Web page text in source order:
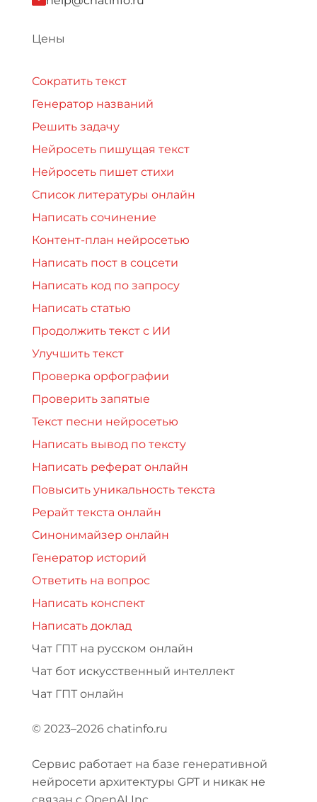
Цены
Сократить текст
Генератор названий
Решить задачу
Нейросеть пишущая текст
Нейросеть пишет стихи
Список литературы онлайн
Написать сочинение
Контент-план нейросетью
Написать пост в соцсети
Написать код по запросу
Написать статью
Продолжить текст с ИИ
Улучшить текст
Проверка орфографии
Проверить запятые
Текст песни нейросетью
Написать вывод по тексту
Написать реферат онлайн
Повысить уникальность текста
Рерайт текста онлайн
Синонимайзер онлайн
Генератор историй
Ответить на вопрос
Написать конспект
Написать доклад
Чат ГПТ на русском онлайн
Чат бот искусственный интеллект
Чат ГПТ онлайн
© 2023–2026 chatinfo.ru
Сервис работает на базе генеративной
нейросети архитектуры GPT и никак не
связан с OpenAI Inc.